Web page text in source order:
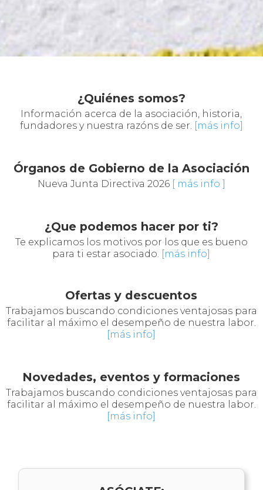
¿Quiénes
Información acerca de la asociación, historia,
fundadores y nuestra razóns de ser.
[más info]
Nueva Junta Directiva 2026 más info
Te explicamos los motivos por los que es bueno
para ti estar asociado.
[más info]
Trabajamos buscando condiciones ventajosas para
facilitar al máximo el desempeño de nuestra labor.
[más info]
Trabajamos buscando condiciones ventajosas para
facilitar al máximo el desempeño de nuestra labor.
[más info]